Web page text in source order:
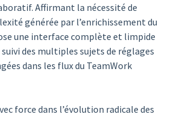
Affirmant la nécessité de
générée par l’enrichissement du
une interface complète et limpide
des multiples sujets de réglages
dans les flux du TeamWork
force dans l’évolution radicale des